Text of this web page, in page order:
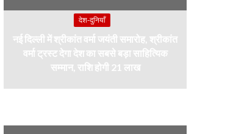
देश-दुनियाँ
नई दिल्ली में श्रीकांत वर्मा जयंती समारोह, श्रीकांत
वर्मा ट्रस्ट देगा देश का सबसे बड़ा साहित्यिक
सम्मान, राशि होगी 21 लाख